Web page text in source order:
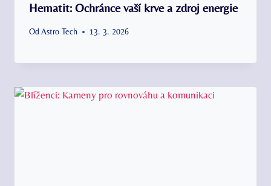
Hematit: Ochránce vaší krve a zdroj energie
Od Astro Tech 13. 3. 2026